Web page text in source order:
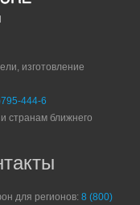
изготовление
444-6
странам ближнего
для регионов: 8 (800)